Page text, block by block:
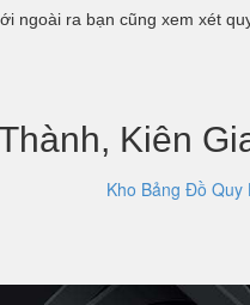
ra bạn cũng xem xét
Kiên
Kho Bảng Đồ Quy